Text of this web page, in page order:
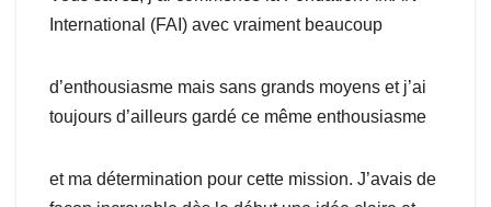
International (FAI) avec vraiment beaucoup
d’enthousiasme mais sans grands moyens et j’ai
toujours d’ailleurs gardé ce même enthousiasme
et ma détermination pour cette mission. J’avais de